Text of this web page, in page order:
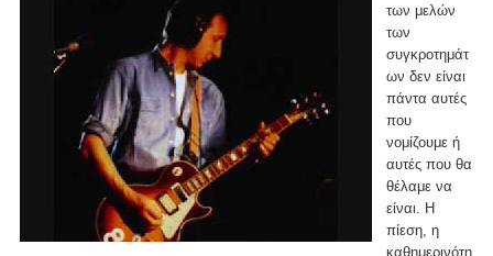
των μελών
των
συγκροτημάτ
ων δεν είναι
πάντα αυτές
που
νομίζουμε ή
αυτές που θα
θέλαμε να
είναι. Η
πίεση, η
καθημερινότη